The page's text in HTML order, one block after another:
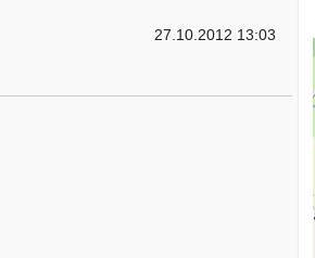
27.10.2012 13:03